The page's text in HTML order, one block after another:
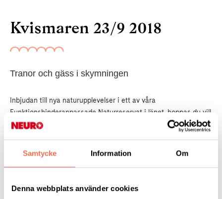
Samtycke Information Om
Denna webbplats använder cookies
Kvismaren 23/9 2018
Tranor och gäss i skymningen
Inbjudan till nya naturupplevelser i ett av våra
Funktionshinderanpassade Naturreservat i länet, hoppas du vill
vara med.
Öby kulle vid Kvismaren.
Föranmälan och betalning sker senast 17/9 till e-post: orebro-